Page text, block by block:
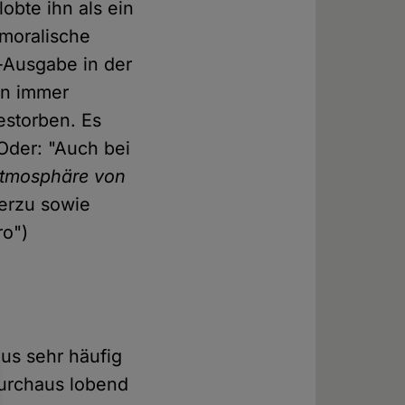
ihn als ein
in der
immer
Es
"Auch bei
von
sowie
sehr häufig
lobend